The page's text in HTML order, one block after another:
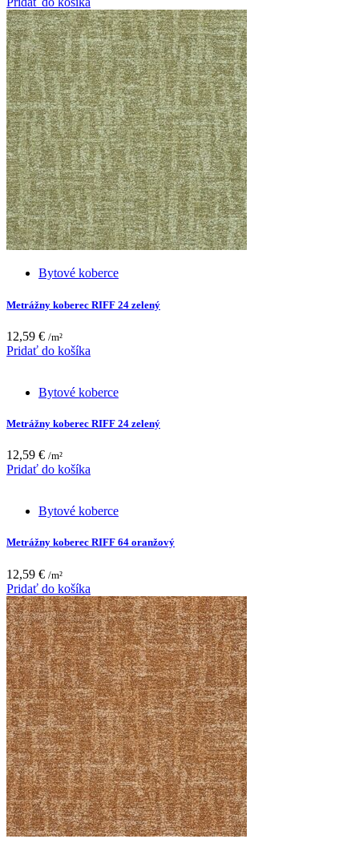
Bytové koberce
Metrážny koberec RIFF 24 zelený
12,59 € /m²
Pridať do košíka
Bytové koberce
Metrážny koberec RIFF 24 zelený
12,59 € /m²
Pridať do košíka
Bytové koberce
Metrážny koberec RIFF 64 oranžový
12,59 € /m²
Pridať do košíka